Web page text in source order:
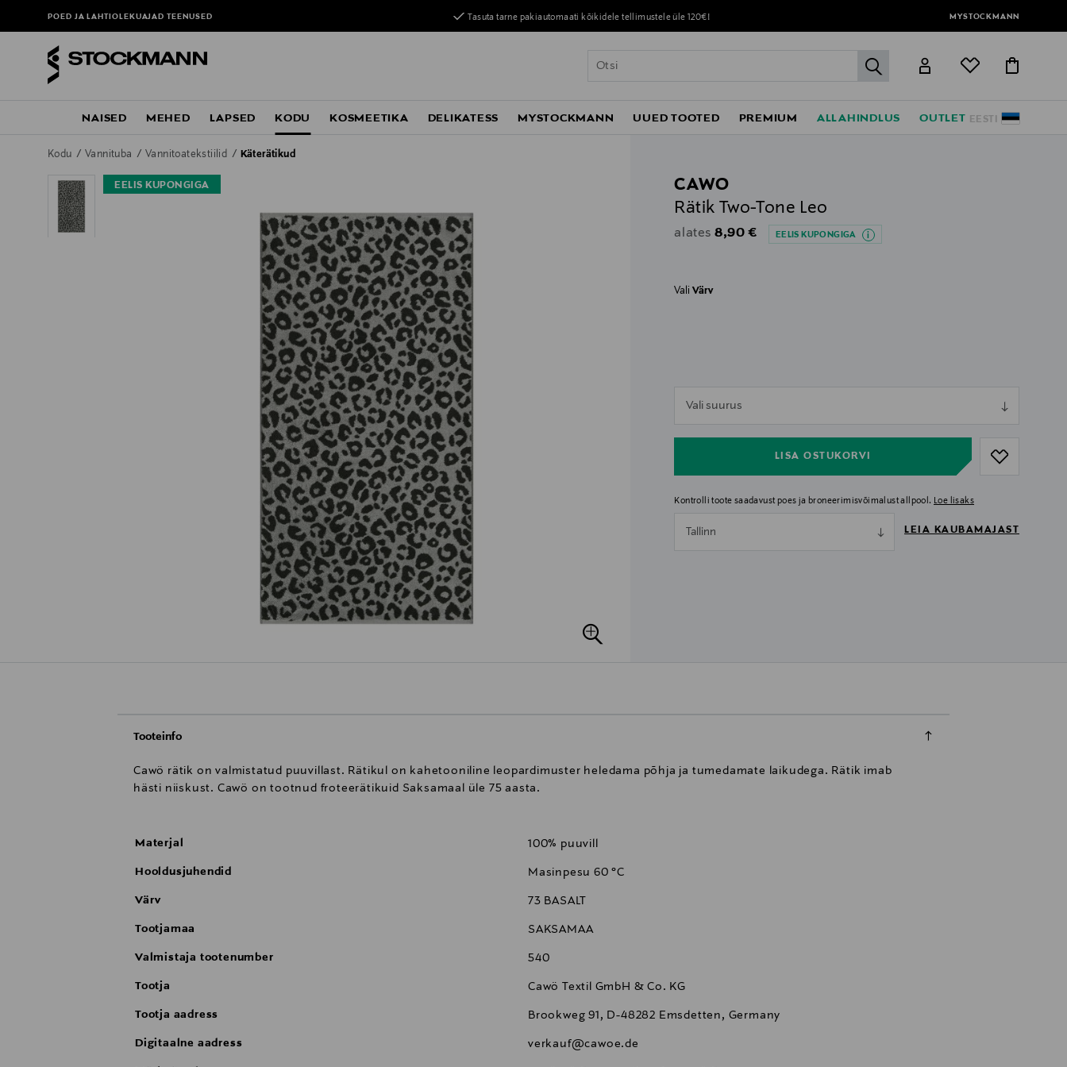
POED JA LAHTIOLEKUAJADTEENUSED Tasuta tarne pakiautomaati kõikidele tellimustele üle 120€! MYSTOCKMANN
label.header.go
EESTI
NAISED MEHED LAPSED KODU KOSMEETIKA DELIKATESS MYSTOCKMANN UUED TOOTED PREMIUM ALLAHINDLUS OUTLET
Kodu Vannituba Vannitoatekstiilid Käterätikud
EELIS KUPONGIGA
CAWO
Rätik Two-Tone Leo
alates Original Price
8,90 € EELIS KUPONGIGA
ValiVärv
Vali suurus
LISA OSTUKORVI
Kontrolli toote saadavust poes ja broneerimisvõimalust allpool. Loe lisaks
Tallinn LEIA KAUBAMAJAST
Tooteinfo
Cawö rätik on valmistatud puuvillast. Rätikul on kahetooniline leopardimuster heledama põhja ja tumedamate laikudega. Rätik imab
hästi niiskust. Cawö on tootnud froteerätikuid Saksamaal üle 75 aasta.
Materjal 100% puuvill
Hooldusjuhendid Masinpesu 60 °C
Värv 73 BASALT
Tootjamaa SAKSAMAA
Valmistaja tootenumber 540
Tootja Cawö Textil GmbH & Co. KG
Tootja aadress Brookweg 91, D-48282 Emsdetten, Germany
Digitaalne aadress verkauf@cawoe.de